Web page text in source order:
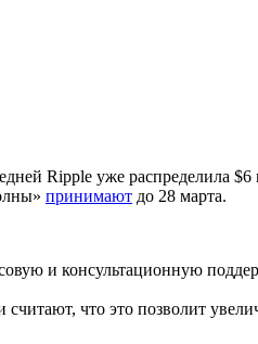
Ripple уже распределила
принимают до 28 марта.
и консультационную
что это позволит